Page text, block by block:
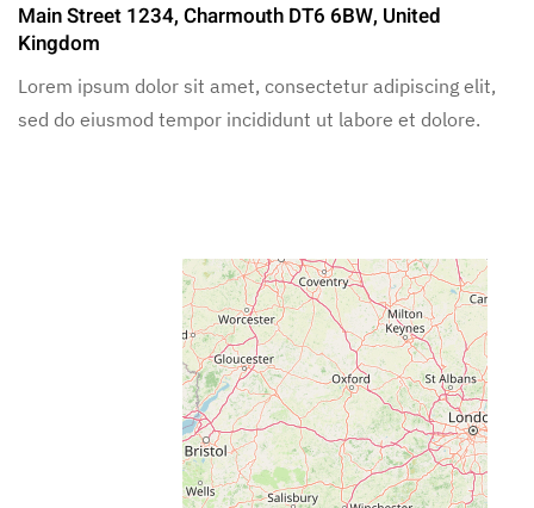
Main Street 1234, Charmouth DT6 6BW, United
Kingdom
Lorem ipsum dolor sit amet, consectetur adipiscing elit,
sed do eiusmod tempor incididunt ut labore et dolore.